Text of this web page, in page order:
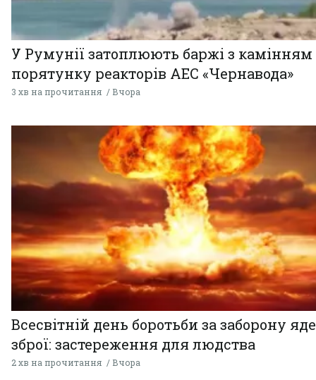
У Румунії затоплюють баржі з
порятунку реакторів АЕС «Чернавода»
3 хв на прочитання Вчора
Всесвітній день боротьби за заборону
зброї: застереження для людства
2 хв на прочитання Вчора